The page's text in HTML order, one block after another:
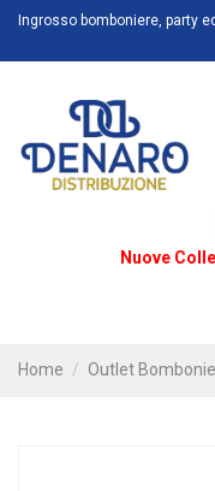
Ingrosso bomboniere, party
Nuove
Home Outlet